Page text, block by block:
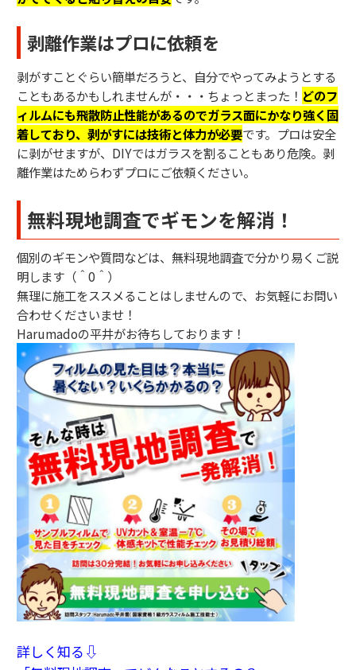
剥離作業はプロに依頼を
剥がすことぐらい簡単だろうと、自分でやってみようとする
こともあるかもしれませんが・・・ちょっとまった！ どのフ
ィルムにも飛散防止性能があるのでガラス面にかなり強く固
着しており、剥がすには技術と体力が必要です。プロは安全
に剥がせますが、DIYではガラスを割ることもあり危険。剥
離作業はためらわずプロにご依頼ください。
無料現地調査でギモンを解消！
個別のギモンや質問などは、無料現地調査で分かり易くご説
明します（＾0＾）
無理に施工をススメることはしませんので、お気軽にお問い
合わせくださいませ！
Harumadoの平井がお待ちしております！
詳しく知る⇩